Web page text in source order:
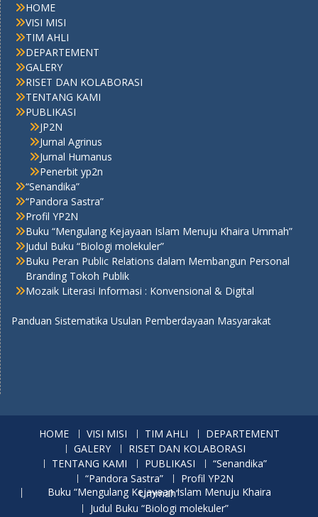
HOME
VISI MISI
TIM AHLI
DEPARTEMENT
GALERY
RISET DAN KOLABORASI
TENTANG KAMI
PUBLIKASI
JP2N
Jurnal Agrinus
Jurnal Humanus
Penerbit yp2n
“Senandika”
“Pandora Sastra”
Profil YP2N
Buku “Mengulang Kejayaan Islam Menuju Khaira Ummah”
Judul Buku “Biologi molekuler”
Buku Peran Public Relations dalam Membangun Personal
Branding Tokoh Publik
Mozaik Literasi Informasi : Konvensional & Digital
Panduan Sistematika Usulan Pemberdayaan Masyarakat
HOME VISI MISI TIM AHLI
DEPARTEMENT
GALERY
RISET DAN KOLABORASI
TENTANG KAMI
PUBLIKASI
“Senandika”
“Pandora Sastra”
Profil YP2N
Buku “Mengulang Kejayaan Islam Menuju Khaira Ummah”
Judul Buku “Biologi molekuler”